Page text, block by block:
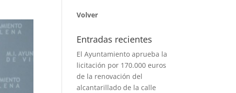
Volver
Entradas recientes
El Ayuntamiento aprueba la
licitación por 170.000 euros
de la renovación del
alcantarillado de la calle